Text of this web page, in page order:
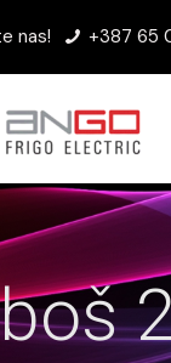
nas! +387 65